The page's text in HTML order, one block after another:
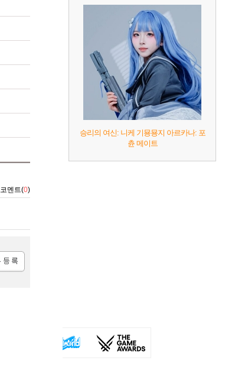
코멘트(0)
승리의 여신: 니케 기묭묭지 아르카나: 포
츈 메이트